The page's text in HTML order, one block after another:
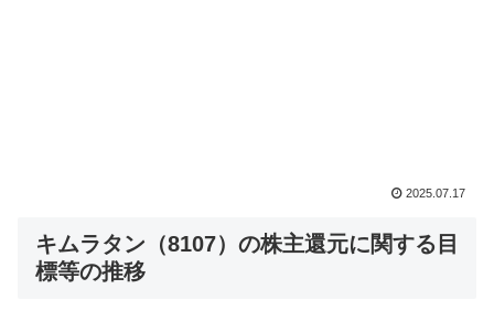
2025.07.17
キムラタン（8107）の株主還元に関する目
標等の推移